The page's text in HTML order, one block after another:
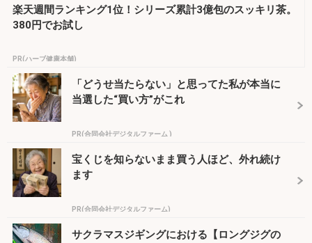
楽天週間ランキング1位！シリーズ累計3億包のスッキリ茶。
380円でお試し
PR(ハーブ健康本舗)
「どうせ当たらない」と思ってた私が本当に
当選した“買い方”がこれ
PR(合同会社デジタルファーム )
宝くじを知らないまま買う人ほど、外れ続け
ます
PR(合同会社デジタルファーム)
サクラマスジギングにおける【ロングジグの